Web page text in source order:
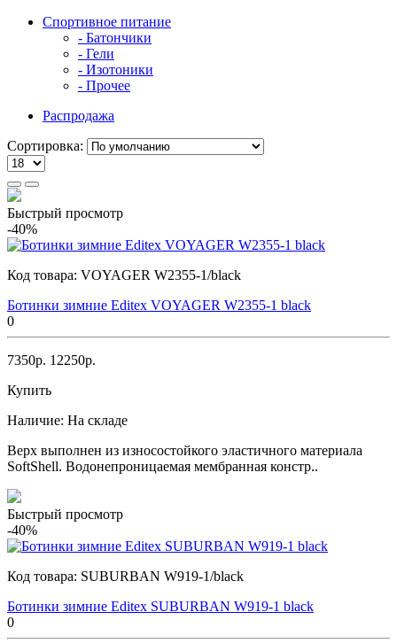
Спортивное питание
- Батончики
- Гели
- Изотоники
- Прочее
Распродажа
Сортировка:
Быстрый просмотр
-40%
Код товара: VOYAGER W2355-1/black
Ботинки зимние Editex VOYAGER W2355-1 black
0
7350р. 12250р.
Купить
Наличие: На складе
Верх выполнен из износостойкого эластичного материала
SoftShell. Водонепроницаемая мембранная констр..
Быстрый просмотр
-40%
Код товара: SUBURBAN W919-1/black
Ботинки зимние Editex SUBURBAN W919-1 black
0